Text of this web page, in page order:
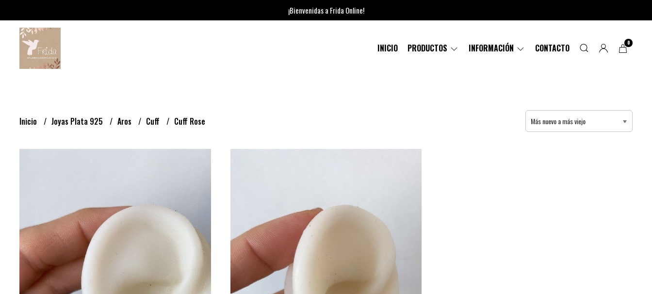
¡Bienvenidas a Frida Online!
INICIO PRODUCTOS INFORMACIÓN CONTACTO 0
Inicio Joyas Plata 925 Aros Cuff Cuff Rose